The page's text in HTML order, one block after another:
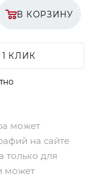
В КОРЗИНУ
КЛИК
может
на сайте
только для
может